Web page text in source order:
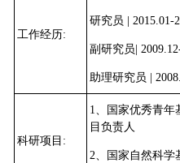
工作经历:
研究员 | 2015.01-
副研究员 |
助理研究员 |
科研项目 :
1、国家优秀青年
目负责人
2、国家自然科学